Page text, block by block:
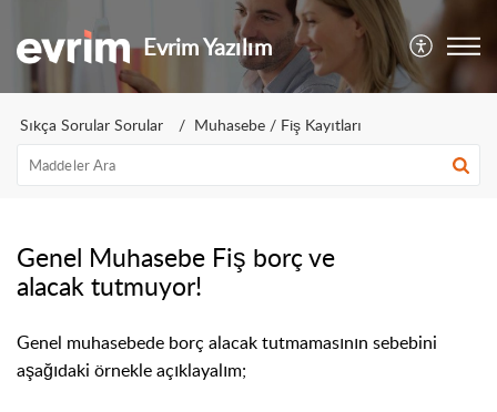
Evrim Yazılım
Sıkça Sorular Sorular Muhasebe / Fiş Kayıtları
Genel Muhasebe Fiş borç ve
alacak tutmuyor!
Genel muhasebede borç alacak tutmamasının sebebini
aşağıdaki örnekle açıklayalım;